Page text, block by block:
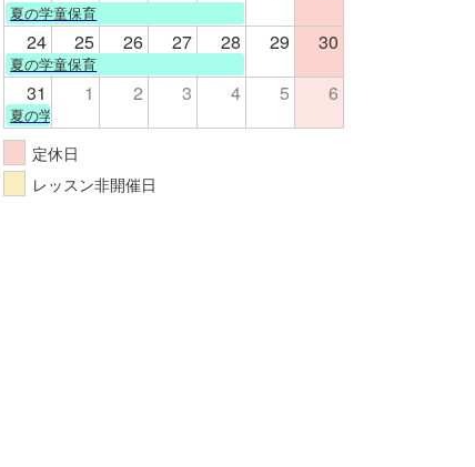
夏の学童保育
24 25 26 27 28 29 30
夏の学童保育
31 1 2 3 4 5 6
夏の学童保育
定休日
レッスン非開催日